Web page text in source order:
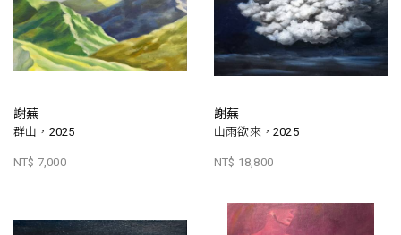
謝蕪
群山，2025
NT$ 7,000
謝蕪
山雨欲來，2025
NT$ 18,800